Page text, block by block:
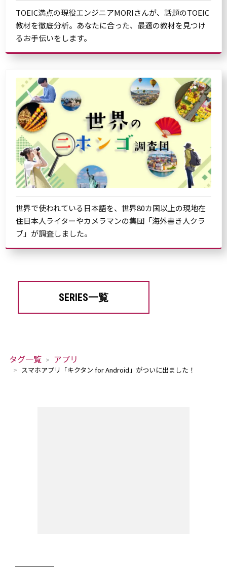
TOEIC満点の現役エンジニアMORIさんが、話題のTOEIC
教材を徹底分析。あなたに合った、最適の教材を見つけ
るお手伝いをします。
世界で使われている日本語を、世界80カ国以上の現地在
住日本人ライターやカメラマンの集団「海外書き人クラ
ブ」が調査しました。
SERIES一覧
タグ一覧 アプリ
スマホアプリ「キクタン for Android」がついに出ました！